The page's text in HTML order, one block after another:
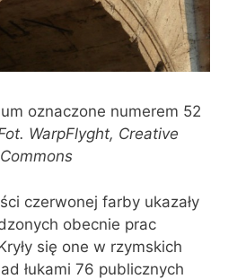
oznaczone numerem 52
WarpFlyght, Creative
Commons
czerwonej farby ukazały
obecnie prac
się one w rzymskich
łukami 76 publicznych